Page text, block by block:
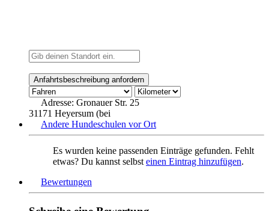
Adresse: Gronauer Str. 25
31171 Heyersum (bei
Andere Hundeschulen vor Ort
Es wurden keine passenden Einträge gefunden. Fehlt
etwas? Du kannst selbst einen Eintrag hinzufügen.
Bewertungen